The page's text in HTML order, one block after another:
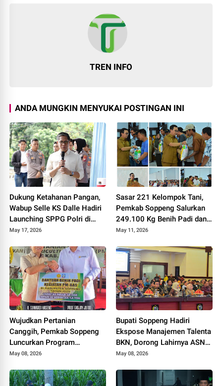
TREN INFO
ANDA MUNGKIN MENYUKAI POSTINGAN INI
Dukung Ketahanan Pangan,
Wabup Selle KS Dalle Hadiri
Launching SPPG Polri di
Lalabata
May 17, 2026
Sasar 221 Kelompok Tani,
Pemkab Soppeng Salurkan
249.100 Kg Benih Padi dan
Jagung
May 11, 2026
Wujudkan Pertanian
Canggih, Pemkab Soppeng
Luncurkan Program
Advanced Agriculture
May 08, 2026
Bupati Soppeng Hadiri
Ekspose Manajemen Talenta
BKN, Dorong Lahirnya ASN
Berintegritas
May 08, 2026